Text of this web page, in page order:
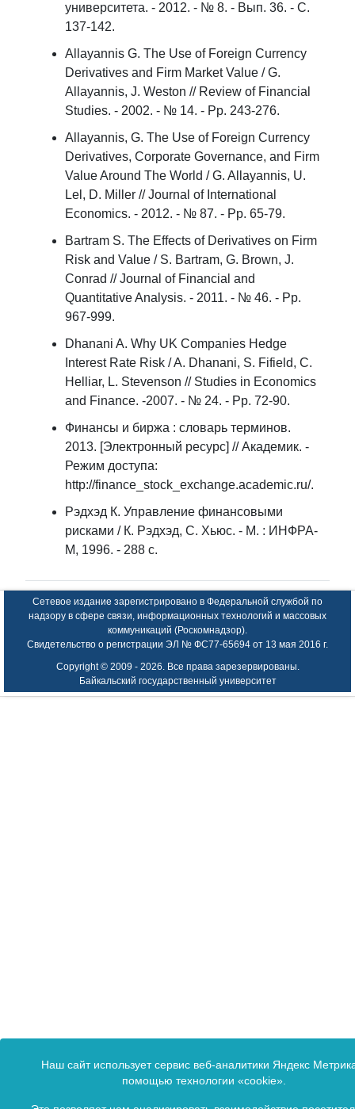
университета. - 2012. - № 8. - Вып. 36. - С.
137-142.
Allayannis G. The Use of Foreign Currency
Derivatives and Firm Market Value / G.
Allayannis, J. Weston // Review of Financial
Studies. - 2002. - № 14. - Pp. 243-276.
Allayannis, G. The Use of Foreign Currency
Derivatives, Corporate Governance, and Firm
Value Around The World / G. Allayannis, U.
Lel, D. Miller // Journal of International
Economics. - 2012. - № 87. - Pp. 65-79.
Bartram S. The Effects of Derivatives on Firm
Risk and Value / S. Bartram, G. Brown, J.
Conrad // Journal of Financial and
Quantitative Analysis. - 2011. - № 46. - Pp.
967-999.
Dhanani A. Why UK Companies Hedge
Interest Rate Risk / A. Dhanani, S. Fifield, C.
Helliar, L. Stevenson // Studies in Economics
and Finance. -2007. - № 24. - Pp. 72-90.
Финансы и биржа : словарь терминов.
2013. [Электронный ресурс] // Академик. -
Режим доступа:
http://finance_stock_exchange.academic.ru/.
Рэдхэд К. Управление финансовыми
рисками / К. Рэдхэд, С. Хьюс. - М. : ИНФРА-
М, 1996. - 288 с.
Наш сайт использует сервис веб-аналитики Яндекс
помощью технологии «cookie».
Сетевое издание зарегистрировано в Федеральной службой по
надзору в сфере связи, информационных технологий и массовых
коммуникаций (Роскомнадзор).
Свидетельство о регистрации ЭЛ № ФС77-65694 от 13 мая 2016 г.
Copyright © 2009 - 2026. Все права зарезервированы.
Байкальский государственный университет